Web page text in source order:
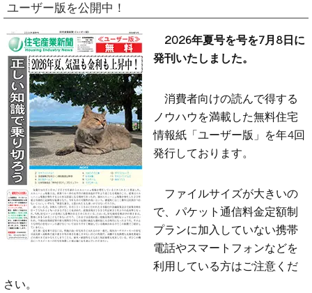
ユーザー版を公開中！
2026年夏号を号を7月8日に
発刊いたしました。
消費者向けの読んで得する
ノウハウを満載した無料住宅
情報紙「ユーザー版」を年4回
発行しております。
ファイルサイズが大きいの
で、パケット通信料金定額制
プランに加入していない携帯
電話やスマートフォンなどを
利用している方はご注意くだ
さい。